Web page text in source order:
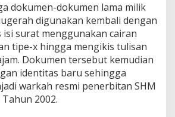
dokumen-dokumen lama milik
digunakan kembali dengan
isi surat menggunakan cairan
tipe-x hingga mengikis tulisan
Dokumen tersebut kemudian
identitas baru sehingga
warkah resmi penerbitan SHM
2002.